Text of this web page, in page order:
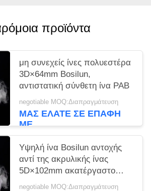
προϊόντα
μη συνεχείς ίνες πολυεστέρα
3D×64mm Bosilun,
αντιστατική σύνθετη ίνα PAB
negotiable MOQ:Διαπραγμάτευση
ΜΑΣ ΕΛΆΤΕ ΣΕ ΕΠΑΦΉ
ΜΕ
Υψηλή ίνα Bosilun αντοχής
αντί της ακρυλικής ίνας
5D×102mm ακατέργαστο
άσπρο χρώμα
negotiable MOQ:Διαπραγμάτευση